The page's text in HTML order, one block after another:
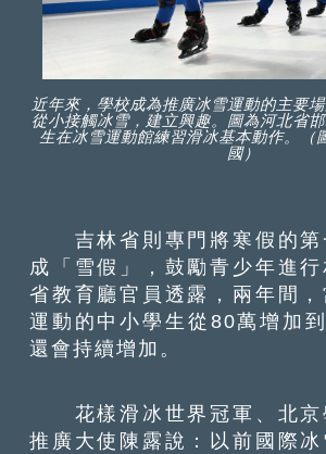
近年來，學校成為推廣冰雪運動的主要
從小接觸冰雪，建立興趣。圖為河北省
生在冰雪運動館練習滑冰基本動作。（
國）
吉林省則專門將寒假的第
成「雪假」，鼓勵青少年進
省教育廳官員透露，兩年間
運動的中小學生從80萬增加
還會持續增加。
花樣滑冰世界冠軍、北京
推廣大使陳露說：以前國際